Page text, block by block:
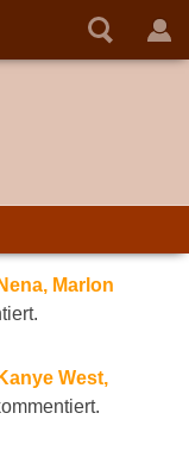
Marlon
West,